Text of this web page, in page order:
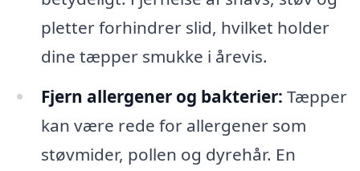
pletter forhindrer slid, hvilket holder
dine tæpper smukke i årevis.
Fjern allergener og bakterier: Tæpper
kan være rede for allergener som
støvmider, pollen og dyrehår. En